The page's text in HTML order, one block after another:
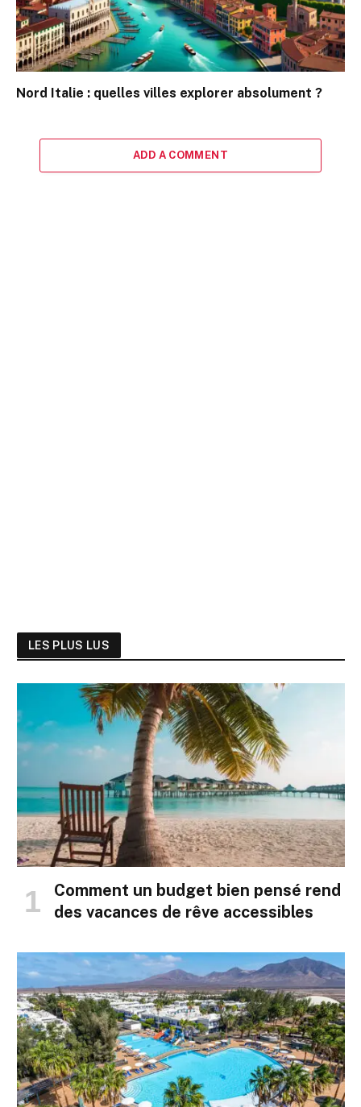
Nord Italie : quelles villes explorer absolument ?
ADD A COMMENT
LES PLUS LUS
Comment un budget bien pensé rend
des vacances de rêve accessibles